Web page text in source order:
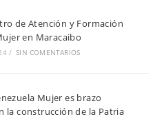
de Atención y Formación
en Maracaibo
/ SIN COMENTARIOS
Mujer es brazo
la construcción de la Patria